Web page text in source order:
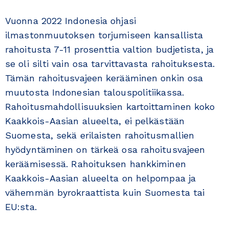
Vuonna 2022 Indonesia ohjasi
ilmastonmuutoksen torjumiseen kansallista
rahoitusta 7-11 prosenttia valtion budjetista, ja
se oli silti vain osa tarvittavasta rahoituksesta.
Tämän rahoitusvajeen kerääminen onkin osa
muutosta Indonesian talouspolitiikassa.
Rahoitusmahdollisuuksien kartoittaminen koko
Kaakkois-Aasian alueelta, ei pelkästään
Suomesta, sekä erilaisten rahoitusmallien
hyödyntäminen on tärkeä osa rahoitusvajeen
keräämisessä. Rahoituksen hankkiminen
Kaakkois-Aasian alueelta on helpompaa ja
vähemmän byrokraattista kuin Suomesta tai
EU:sta.